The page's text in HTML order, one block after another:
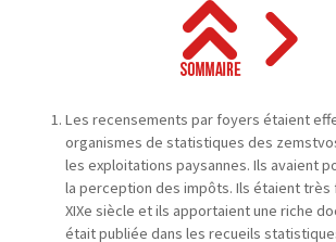
Les recensements par foyers étaient
organismes de statistiques des
les exploitations paysannes. Ils avaient
la perception des impôts. Ils étaient très
XIXe siècle et ils apportaient une riche
était publiée dans les recueils